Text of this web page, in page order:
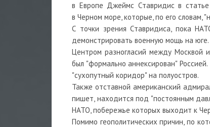
в Европе Джеймс Ставридис в
в Черном море, которые, по его словам,
С точки зрения Ставридиса, пока
демонстрировать военную мощь на юге.
Центром разногласий между Москвой
был "формально аннексирован"
"сухопутный коридор" на полуостров.
Также отставной американский
пишет, находится под "постоянным
НАТО, побережье которых выходит к
Помимо геополитических причин, по